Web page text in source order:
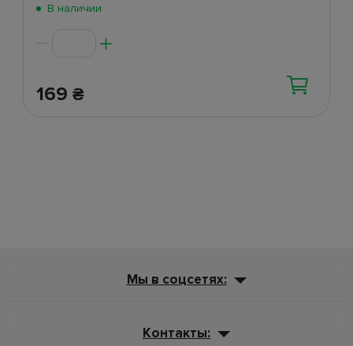
В наличии
169 ₴
Мы в соцсетях:
Контакты: